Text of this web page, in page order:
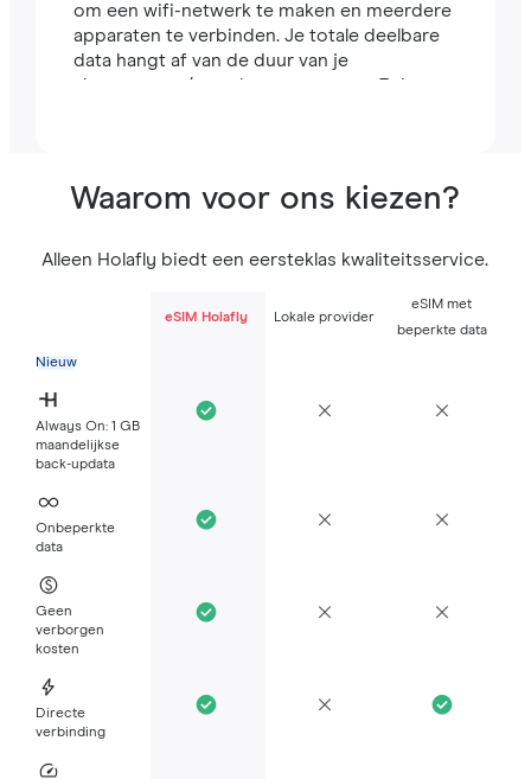
om een wifi-netwerk te maken en meerdere
apparaten te verbinden. Je totale deelbare
data hangt af van de duur van je
abonnement (een abonnement van 7 dagen
Waarom voor ons kiezen?
Alleen Holafly biedt een eersteklas kwaliteitsservice.
eSIM Holafly Lokale provider
eSIM met
beperkte data
Nieuw
Always On: 1 GB
maandelijkse
back-updata
Onbeperkte
data
Geen
verborgen
kosten
Directe
verbinding